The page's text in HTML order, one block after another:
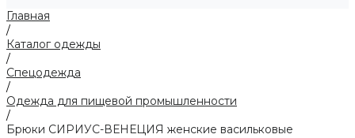
Главная
/
Каталог одежды
/
Спецодежда
/
Одежда для пищевой промышленности
/
Брюки СИРИУС-ВЕНЕЦИЯ женские васильковые